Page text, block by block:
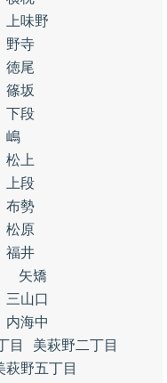
上味野
野寺
徳尾
篠坂
下段
嶋
松上
上段
布勢
松原
福井
矢矯
三山口
内海中
目
美萩野二丁目
萩野五丁目